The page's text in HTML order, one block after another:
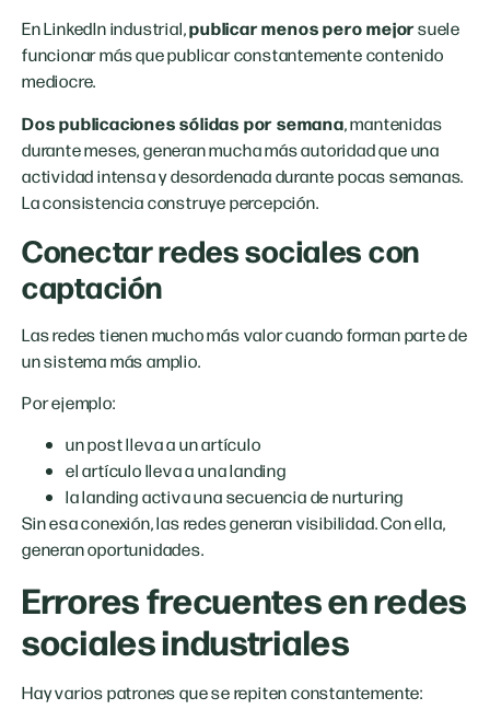
En LinkedIn industrial,publicar menos pero mejorsuele
funcionar más que publicar constantemente contenido
mediocre.
Dos publicaciones sólidas por semana, mantenidas
durante meses, generan mucha más autoridad que una
actividad intensa y desordenada durante pocas semanas.
La consistencia construye percepción.
Conectar redes sociales con
captación
Las redes tienen mucho más valor cuando forman parte de
un sistema más amplio.
Por ejemplo:
un post lleva a un artículo
el artículo lleva a una landing
la landing activa una secuencia de nurturing
Sin esa conexión, las redes generan visibilidad. Con ella,
generan oportunidades.
Errores frecuentes en redes
sociales industriales
Hay varios patrones que se repiten constantemente: